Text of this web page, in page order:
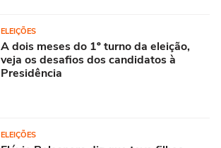
ELEIÇÕES
A dois meses do 1º turno da eleição,
veja os desafios dos candidatos à
Presidência
ELEIÇÕES